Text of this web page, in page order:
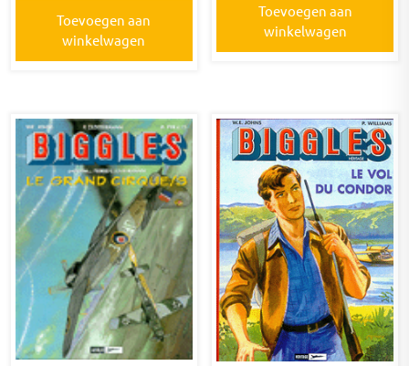
Toevoegen aan
winkelwagen
Toevoegen aan
winkelwagen